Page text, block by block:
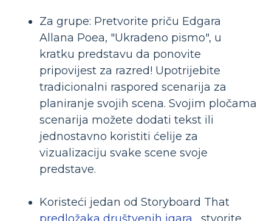
Za grupe: Pretvorite priču Edgara
Allana Poea, "Ukradeno pismo", u
kratku predstavu da ponovite
pripovijest za razred! Upotrijebite
tradicionalni raspored scenarija za
planiranje svojih scena. Svojim pločama
scenarija možete dodati tekst ili
jednostavno koristiti ćelije za
vizualizaciju svake scene svoje
predstave.
Koristeći jedan od Storyboard That